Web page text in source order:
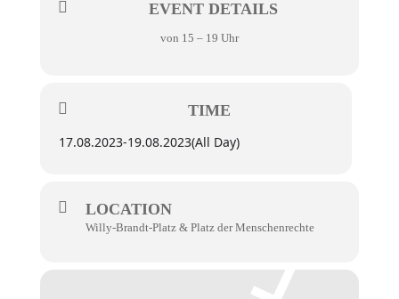
EVENT DETAILS
von 15 – 19 Uhr
TIME
17.08.2023-19.08.2023(All Day)
LOCATION
Willy-Brandt-Platz & Platz der Menschenrechte